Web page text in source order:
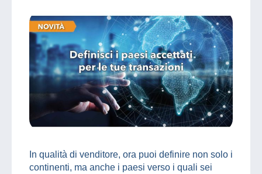
In qualità di venditore, ora puoi definire non solo i
continenti, ma anche i paesi verso i quali sei